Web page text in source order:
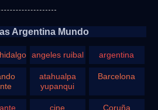
Argentina Mundo
angeles ruibal argentina
atahualpa
yupanqui
Barcelona
cine Coruña